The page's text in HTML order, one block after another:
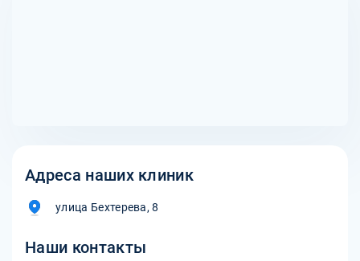
Адреса наших клиник
улица Бехтерева, 8
Наши контакты